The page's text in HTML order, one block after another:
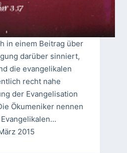
in einem Beitrag über
darüber sinniert,
die evangelikalen
recht nahe
der Evangelisation
Ökumeniker nennen
2015